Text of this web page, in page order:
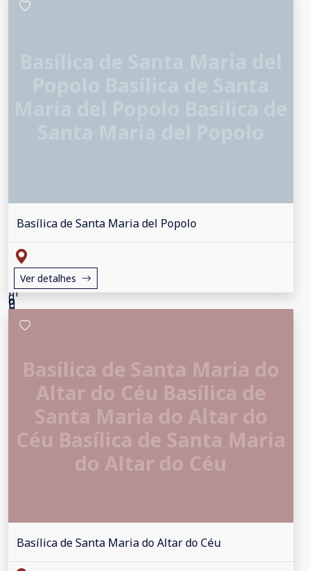
Basílica de Santa Maria del Popolo
Ver detalhes
Basílica de Santa Maria do
Altar do Céu Basílica de
Santa Maria do Altar do
Céu Basílica de Santa Maria
do Altar do Céu
Basílica de Santa Maria do Altar do Céu